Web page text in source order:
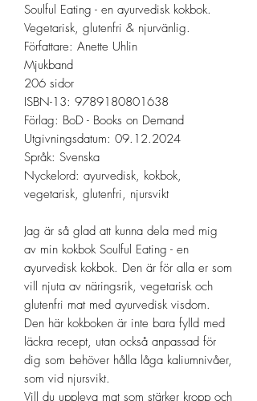
Soulful Eating - en ayurvedisk kokbok.
Vegetarisk, glutenfri & njurvänlig.
Författare: Anette Uhlin
Mjukband
206 sidor
ISBN-13: 9789180801638
Förlag: BoD - Books on Demand
Utgivningsdatum: 09.12.2024
Språk: Svenska
Nyckelord: ayurvedisk, kokbok,
vegetarisk, glutenfri, njursvikt
Jag är så glad att kunna dela med mig
av min kokbok Soulful Eating - en
ayurvedisk kokbok. Den är för alla er som
vill njuta av näringsrik, vegetarisk och
glutenfri mat med ayurvedisk visdom.
Den här kokboken är inte bara fylld med
läckra recept, utan också anpassad för
dig som behöver hålla låga kaliumnivåer,
som vid njursvikt.
Vill du uppleva mat som stärker kropp och